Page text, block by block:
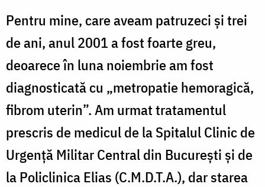
Pentru mine, care aveam patruzeci şi trei
de ani, anul 2001 a fost foarte greu,
deoarece în luna noiembrie am fost
diagnosticată cu „metropatie hemoragică,
fibrom uterin”. Am urmat tratamentul
prescris de medicul de la Spitalul Clinic de
Urgenţă Militar Central din Bucureşti şi de
la Policlinica Elias (C.M.D.T.A.), dar starea